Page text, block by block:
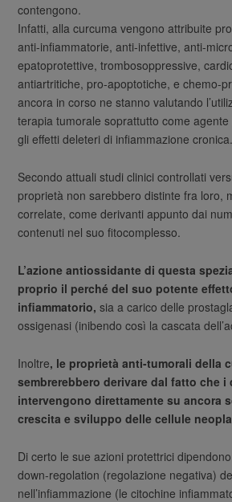
contengono.
Infatti, alla curcuma vengono attribuite
anti-infiammatorie, anti-infettive, anti-
epatoprotettive, trombosoppressive,
antiartritiche, pro-apoptotiche, e chemo-
ancora in corso ne stanno valutando
terapia tumorale soprattutto come
gli effetti deleteri di infiammazione cronica.
Secondo attuali studi clinici controllati
proprietà non sarebbero distinte fra loro,
correlate, come derivanti appunto dai
contenuti nel suo fitocomplesso.
L’azione antiossidante di questa
proprio il perché del suo potente
infiammatorio, sia a carico delle
ossigenasi (inibendo così la cascata
Inoltre, le proprietà anti-tumorali della
sembrerebbero derivare dal fatto che
intervengono direttamente su ancora
crescita e sviluppo delle cellule
Di certo le sue azioni protettrici
down-regolation (regolazione negativa)
nell’infiammazione (le citochine